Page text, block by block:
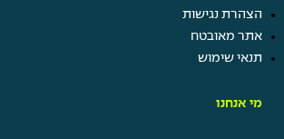
הצהרת נגישות
אתר מאובטח
תנאי שימוש
מי אנחנו